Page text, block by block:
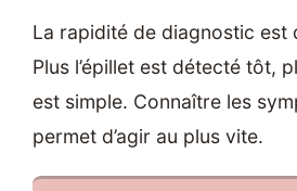
La rapidité de diagnostic est
Plus l’épillet est détecté tôt,
est simple. Connaître les
permet d’agir au plus vite.